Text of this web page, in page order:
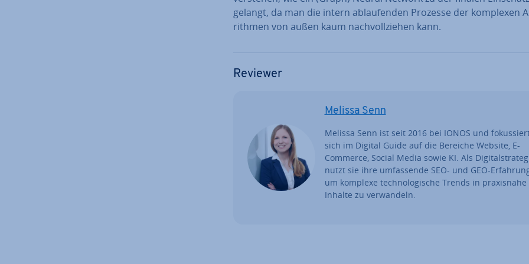
gelangt, da man die intern ab­lau­fen­den Prozesse der komplexen
rith­men von außen kaum nach­voll­zie­hen kann.
Reviewer
Melissa Senn
Melissa Senn ist seit 2016 bei IONOS und
sich im Digital Guide auf die Bereiche Website, E-
Commerce, Social Media sowie KI. Als
nutzt sie ihre um­fas­sen­de SEO- und GEO-
um komplexe tech­no­lo­gi­sche Trends in pra­xis­na­he
Inhalte zu ver­wan­deln.